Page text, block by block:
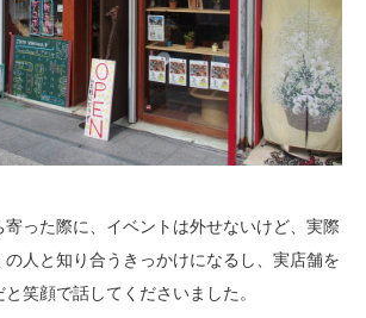
寄った際に、イベントは外せないけど、実際
の人と知り合うきっかけになるし、実店舗を
笑顔で話してくださいました。